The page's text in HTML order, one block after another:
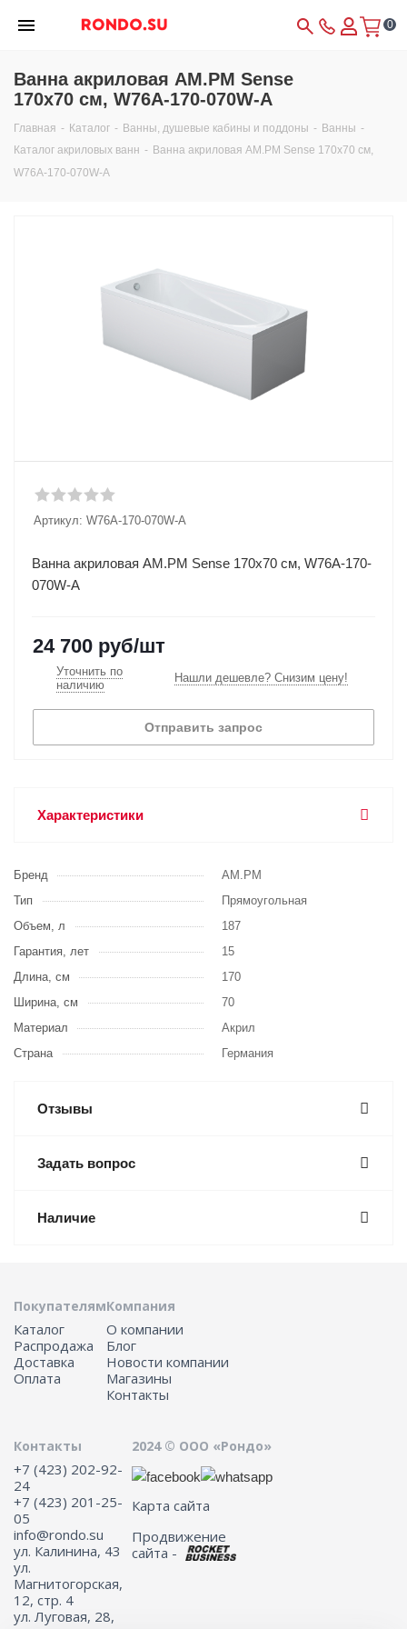
0
Ванна акриловая AM.PM Sense
170x70 см, W76A-170-070W-A
Главная - Каталог - Ванны, душевые кабины и поддоны - Ванны -
Каталог акриловых ванн - Ванна акриловая AM.PM Sense 170x70 см,
W76A-170-070W-A
Артикул: W76A-170-070W-A
Ванна акриловая AM.PM Sense 170x70 см, W76A-170-
070W-A
24 700 руб/шт
Уточнить по
наличию
Нашли дешевле? Снизим цену!
Отправить запрос
Характеристики
Бренд
AM.PM
Тип
Прямоугольная
Объем, л
187
Гарантия, лет
15
Длина, см
170
Ширина, см
70
Материал
Акрил
Страна
Германия
Отзывы
Задать вопрос
Наличие
Покупателям
Каталог
Распродажа
Доставка
Оплата
Компания
О компании
Блог
Новости компании
Магазины
Контакты
Контакты
+7 (423) 202-92-
24
+7 (423) 201-25-
05
info@rondo.su
ул. Калинина, 43
ул.
Магнитогорская,
12, стр. 4
ул. Луговая, 28,
2024 © ООО «Рондо»
Карта сайта
Продвижение
сайта -